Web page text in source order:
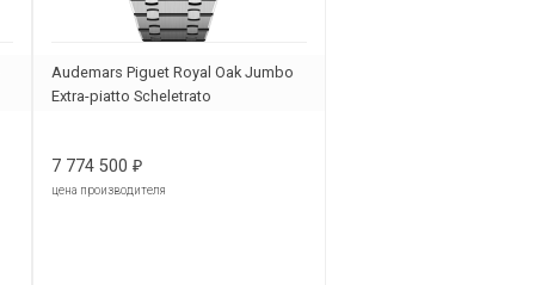
Audemars Piguet Royal Oak Jumbo
Extra-piatto Scheletrato
7 774 500 ₽
цена производителя